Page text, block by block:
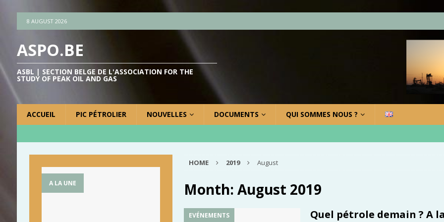
8 AUGUST 2026
ASPO.BE
ASBL | SECTION BELGE DE L'ASSOCIATION FOR THE
STUDY OF PEAK OIL AND GAS
ACCUEIL PIC PÉTROLIER NOUVELLES DOCUMENTS QUI SOMMES NOUS ?
HOME 2019 August
Month:August 2019
EVÉNEMENTS
Quel pétrole demain ? A
A LA UNE